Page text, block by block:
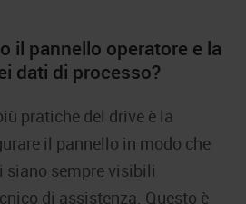
il pannello operatore e la
dati di processo?
pratiche del drive è la
il pannello in modo che
sempre visibili
di assistenza. Questo è